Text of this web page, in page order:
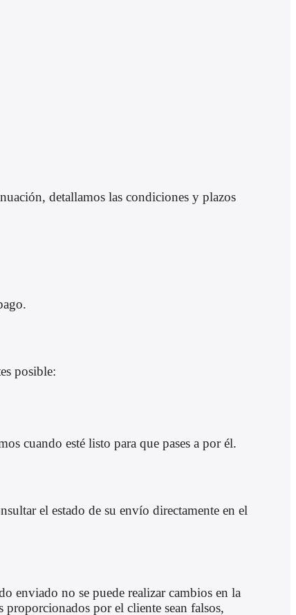
detallamos las condiciones y plazos
posible:
cuando esté listo para que pases a por él.
el estado de su envío directamente en el
enviado no se puede realizar cambios en la
proporcionados por el cliente sean falsos,